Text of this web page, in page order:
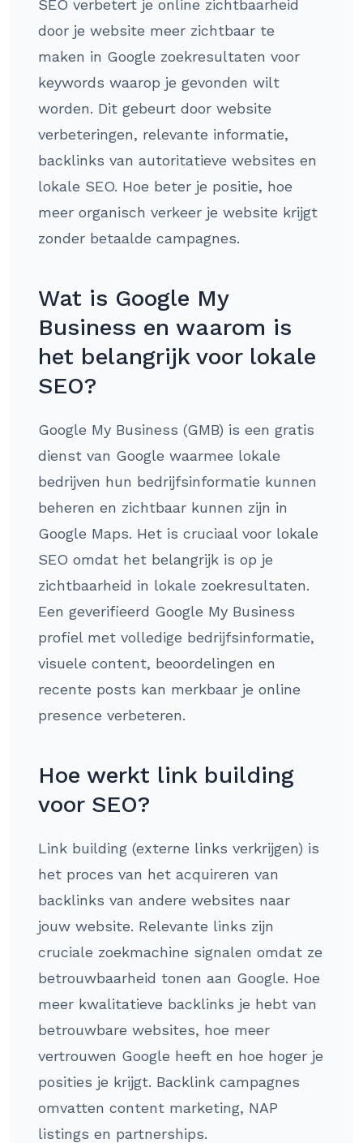
SEO verbetert je online zichtbaarheid
door je website meer zichtbaar te
maken in Google zoekresultaten voor
keywords waarop je gevonden wilt
worden. Dit gebeurt door website
verbeteringen, relevante informatie,
backlinks van autoritatieve websites en
lokale SEO. Hoe beter je positie, hoe
meer organisch verkeer je website krijgt
zonder betaalde campagnes.
Wat is Google My
Business en waarom is
het belangrijk voor lokale
SEO?
Google My Business (GMB) is een gratis
dienst van Google waarmee lokale
bedrijven hun bedrijfsinformatie kunnen
beheren en zichtbaar kunnen zijn in
Google Maps. Het is cruciaal voor lokale
SEO omdat het belangrijk is op je
zichtbaarheid in lokale zoekresultaten.
Een geverifieerd Google My Business
profiel met volledige bedrijfsinformatie,
visuele content, beoordelingen en
recente posts kan merkbaar je online
presence verbeteren.
Hoe werkt link building
voor SEO?
Link building (externe links verkrijgen) is
het proces van het acquireren van
backlinks van andere websites naar
jouw website. Relevante links zijn
cruciale zoekmachine signalen omdat ze
betrouwbaarheid tonen aan Google. Hoe
meer kwalitatieve backlinks je hebt van
betrouwbare websites, hoe meer
vertrouwen Google heeft en hoe hoger je
posities je krijgt. Backlink campagnes
omvatten content marketing, NAP
listings en partnerships.